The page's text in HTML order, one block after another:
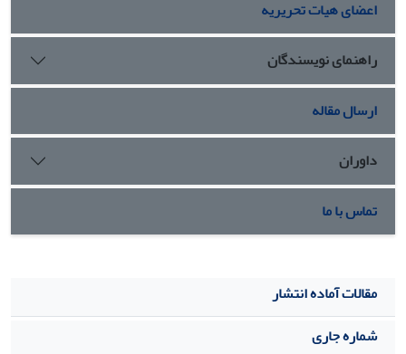
اعضای هیات تحریریه
راهنمای نویسندگان
ارسال مقاله
داوران
تماس با ما
مقالات آماده انتشار
شماره جاری